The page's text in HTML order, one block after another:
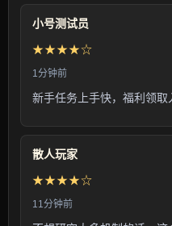
小号测试员
★★★★☆
1分钟前
新手任务上手快，福利领取
散人玩家
★★★★☆
11分钟前